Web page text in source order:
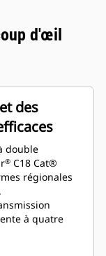
d'œil
des
double
® C18 Cat®
régionales
à quatre